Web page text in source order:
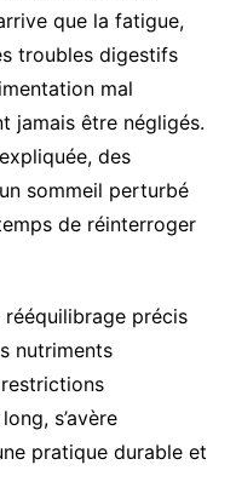
que la fatigue,
troubles digestifs
mal
jamais être négligés.
des
sommeil perturbé
de réinterroger
rééquilibrage précis
nutriments
s’avère
pratique durable et